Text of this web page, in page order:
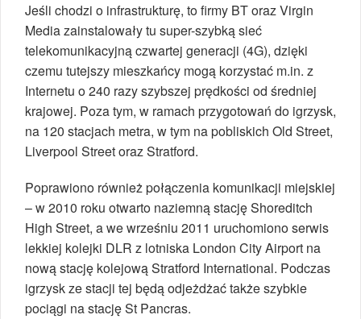
Jeśli chodzi o infrastrukturę, to firmy BT oraz Virgin
Media zainstalowały tu super-szybką sieć
telekomunikacyjną czwartej generacji (4G), dzięki
czemu tutejszy mieszkańcy mogą korzystać m.in. z
Internetu o 240 razy szybszej prędkości od średniej
krajowej. Poza tym, w ramach przygotowań do igrzysk,
na 120 stacjach metra, w tym na pobliskich Old Street,
Liverpool Street oraz Stratford.
Poprawiono również połączenia komunikacji miejskiej
– w 2010 roku otwarto naziemną stację Shoreditch
High Street, a we wrześniu 2011 uruchomiono serwis
lekkiej kolejki DLR z lotniska London City Airport na
nową stację kolejową Stratford International. Podczas
igrzysk ze stacji tej będą odjeżdżać także szybkie
pociągi na stację St Pancras.